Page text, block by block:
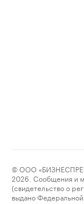
© ООО
2026. Сообщения и
(свидетельство о
выдано